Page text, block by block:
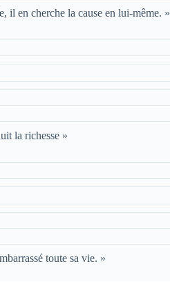
il en cherche la cause en lui-même. »
la richesse »
toute sa vie. »